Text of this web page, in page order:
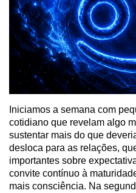
Iniciamos a semana com
cotidiano que revelam algo
sustentar mais do que
desloca para as relações,
importantes sobre
convite contínuo à
mais consciência. Na